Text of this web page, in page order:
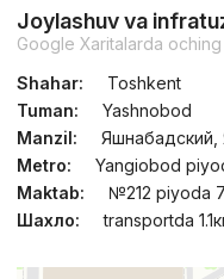
Joylashuv va
Google Xaritalarda oching
Shahar:
Toshkent
Tuman:
Yashnobod
Manzil:
Яшнабадский,
Metro:
Yangiobod
Maktab:
№212 piyoda
Шахло:
transportda